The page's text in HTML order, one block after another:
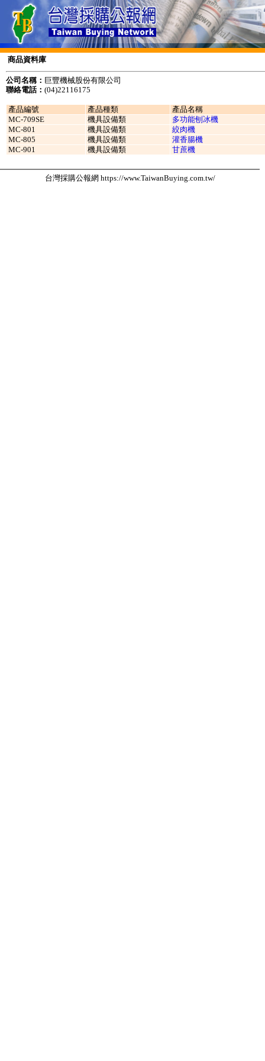
商品資料庫
公司名稱： 巨豐機械股份有限公司
聯絡電話： (04)22116175
產品編號 產品種類
產品名稱
MC-709SE
機具設備類
多功能刨冰機
MC-801
機具設備類
絞肉機
MC-805
機具設備類
灌香腸機
MC-901
機具設備類 甘蔗機
台灣採購公報網 https://www.TaiwanBuying.com.tw/